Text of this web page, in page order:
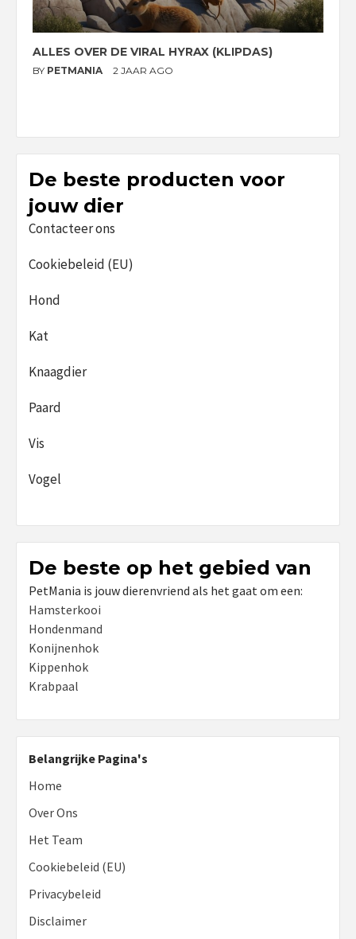
ALLES OVER DE VIRAL HYRAX (KLIPDAS)
BY PETMANIA 2 JAAR AGO
De beste producten voor
jouw dier
Contacteer ons
Cookiebeleid (EU)
Hond
Kat
Knaagdier
Paard
Vis
Vogel
De beste op het gebied van
PetMania is jouw dierenvriend als het gaat om een:
Hamsterkooi
Hondenmand
Konijnenhok
Kippenhok
Krabpaal
Belangrijke Pagina's
Home
Over Ons
Het Team
Cookiebeleid (EU)
Privacybeleid
Disclaimer